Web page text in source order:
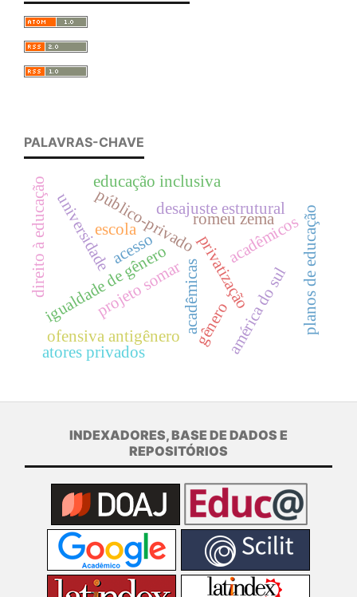
PALAVRAS-CHAVE
privatização
projeto somar
público-privadoromeu zema
igualdade de gênero
acadêmicos
acadêmicas
universidade
ofensiva antigênero
planos de educação
gênero
educação inclusiva
desajuste estrutural
acesso
américa do sul
direito à educação escola
atores privados
INDEXADORES, BASE DE DADOS E
REPOSITÓRIOS